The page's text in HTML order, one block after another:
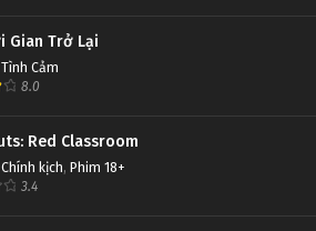
Gian Trở Lại
Tình Cảm
8.0
Red Classroom
Chính kịch, Phim 18+
3.4